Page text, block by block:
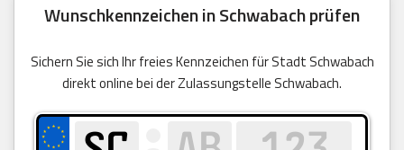
Wunschkennzeichen in Schwabach prüfen
Sichern Sie sich Ihr freies Kennzeichen für Stadt Schwabach
direkt online bei der Zulassungstelle Schwabach.